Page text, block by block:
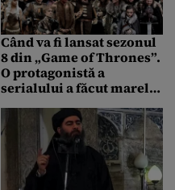
Când va fi lansat sezonul
8 din „Game of Thrones”.
O protagonistă a
serialului a făcut marele